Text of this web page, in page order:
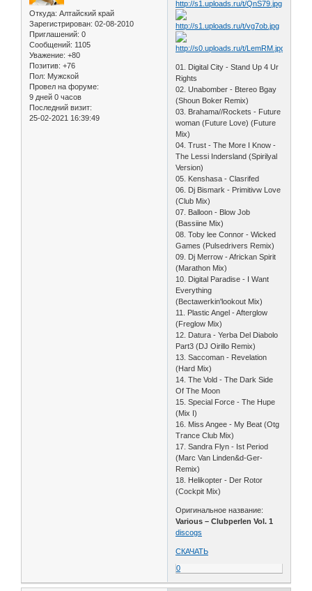
Откуда: Алтайский край
Зарегистрирован: 02-08-2010
Приглашений: 0
Сообщений: 1105
Уважение: +80
Позитив: +76
Пол: Мужской
Провел на форуме:
9 дней 0 часов
Последний визит:
25-02-2021 16:39:49
01. Digital City - Stand Up 4 Ur
Rights
02. Unabomber - Btereo Bgay
(Shoun Boker Remix)
03. Brahama//Rockets - Future
woman (Future Love) (Future
Mix)
04. Trust - The More I Know -
The Lessi Indersland (Spirilyal
Version)
05. Kenshasa - Clasrifed
06. Dj Bismark - Primitivw Love
(Club Mix)
07. Balloon - Blow Job
(Bassiine Mix)
08. Toby lee Connor - Wicked
Games (Pulsedrivers Remix)
09. Dj Merrow - Africkan Spirit
(Marathon Mix)
10. Digital Paradise - I Want
Everything
(Bectawerkin'lookout Mix)
11. Plastic Angel - Afterglow
(Freglow Mix)
12. Datura - Yerba Del Diabolo
Part3 (DJ Oirillo Remix)
13. Saccoman - Revelation
(Hard Mix)
14. The Vold - The Dark Side
Of The Moon
15. Special Force - The Hupe
(Mix I)
16. Miss Angee - My Beat (Otg
Trance Club Mix)
17. Sandra Flyn - Ist Period
(Marc Van Linden&d-Ger-
Remix)
18. Helikopter - Der Rotor
(Cockpit Mix)
Оригинальное название:
Various – Clubperlen Vol. 1
discogs
СКАЧАТЬ
0